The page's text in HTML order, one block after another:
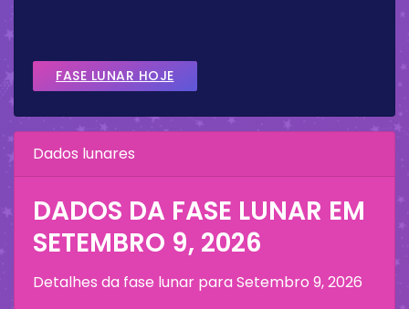
FASE LUNAR HOJE
Dados lunares
DADOS DA FASE LUNAR EM
SETEMBRO 9, 2026
Detalhes da fase lunar paraSetembro 9, 2026